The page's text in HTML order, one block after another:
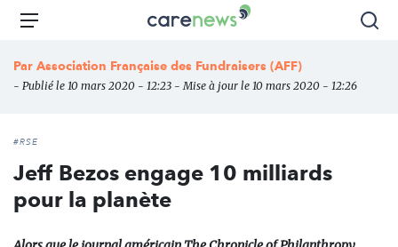
Aller
principal
Carenews,
média
des
Menu
Par Association Française des Fundraisers (AFF)
- Publié le 10 mars 2020 - 12:23 - Mise à jour le 10 mars 2020 - 12:26
#RSE
Jeff Bezos engage 10 milliards
pour la planète